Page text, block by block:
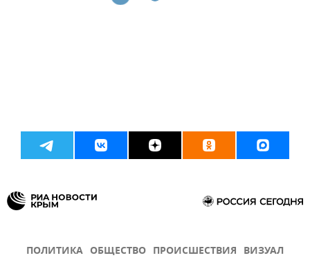
ПОЛИТИКА ОБЩЕСТВО ПРОИСШЕСТВИЯ ВИЗУАЛ